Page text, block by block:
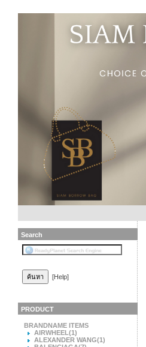
Search
[Help]
PRODUCT
BRANDNAME ITEMS
AIRWHEEL (1)
ALEXANDER WANG(1)